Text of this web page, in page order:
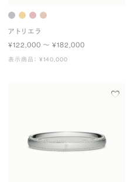
アトリエラ
¥122,000 〜 ¥182,000
表示商品： ¥140,000